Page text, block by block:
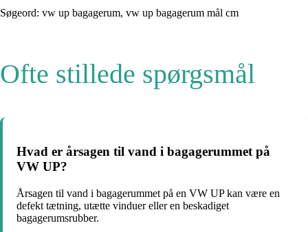
Søgeord: vw up bagagerum, vw up bagagerum mål cm
Ofte stillede spørgsmål
Hvad er årsagen til vand i bagagerummet på
VW UP?
Årsagen til vand i bagagerummet på en VW UP kan være en
defekt tætning, utætte vinduer eller en beskadiget
bagagerumsrubber.